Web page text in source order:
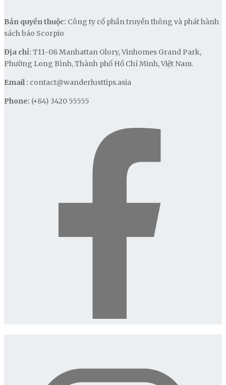
Bản quyền thuộc: Công ty cổ phần truyền thông và phát hành
sách báo Scorpio
Địa chỉ: T11-08 Manhattan Glory, Vinhomes Grand Park,
Phường Long Bình, Thành phố Hồ Chí Minh, Việt Nam.
Email : contact@wanderlusttips.asia
Phone: (+84) 3420 55555